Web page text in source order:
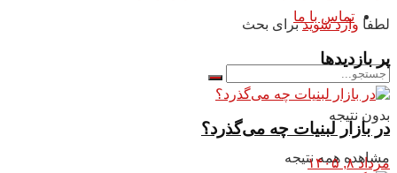
تماس با ما
بدون نتیجه
مشاهده همه نتیجه
لطفا وارد شویدبرای بحث
پر بازدیدها
در بازار لبنیات چه می‌گذرد؟
مرداد ۸, ۱۴۰۵